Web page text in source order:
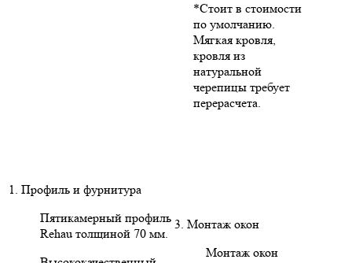
*Стоит в стоимости
по умолчанию.
Мягкая кровля,
кровля из
натуральной
черепицы требует
перерасчета.
1. Профиль и фурнитура
Пятикамерный профиль
Rehau толщиной 70 мм.
3. Монтаж окон
Монтаж окон